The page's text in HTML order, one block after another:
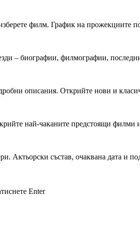
филм. График на прожекциите
– биографии, филмографии,
описания. Открийте нови и
най-чаканите предстоящи филми
Актьорски състав, очаквана дата и
Enter